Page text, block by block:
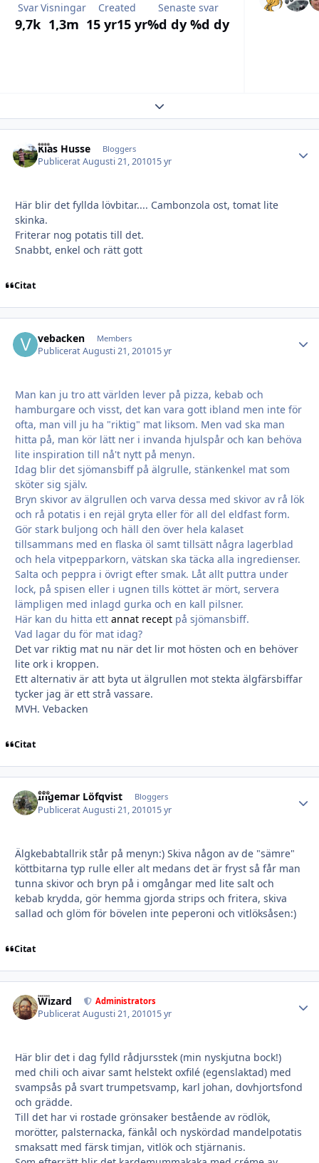
Svar
9,7k
Visningar
1,3m
Created
15 yr15 yr
Senaste svar
%d dy%d dy
Expand topic overview
Kias Husse Bloggers
PubliceratAugusti 21, 201015 yr
Här blir det fyllda lövbitar.... Cambonzola ost, tomat lite
skinka.
Friterar nog potatis till det.
Snabbt, enkel och rätt gott
Citat
vebacken Members
PubliceratAugusti 21, 201015 yr
Man kan ju tro att världen lever på pizza, kebab och
hamburgare och visst, det kan vara gott ibland men inte för
ofta, man vill ju ha "riktig" mat liksom. Men vad ska man
hitta på, man kör lätt ner i invanda hjulspår och kan behöva
lite inspiration till nå't nytt på menyn.
Idag blir det sjömansbiff på älgrulle, stänkenkel mat som
sköter sig själv.
Bryn skivor av älgrullen och varva dessa med skivor av rå lök
och rå potatis i en rejäl gryta eller för all del eldfast form.
Gör stark buljong och häll den över hela kalaset
tillsammans med en flaska öl samt tillsätt några lagerblad
och hela vitpepparkorn, vätskan ska täcka alla ingredienser.
Salta och peppra i övrigt efter smak. Låt allt puttra under
lock, på spisen eller i ugnen tills köttet är mört, servera
lämpligen med inlagd gurka och en kall pilsner.
Här kan du hitta ett annat recept på sjömansbiff.
Vad lagar du för mat idag?
Det var riktig mat nu när det lir mot hösten och en behöver
lite ork i kroppen.
Ett alternativ är att byta ut älgrullen mot stekta älgfärsbiffar
tycker jag är ett strå vassare.
MVH. Vebacken
Citat
Ingemar Löfqvist Bloggers
PubliceratAugusti 21, 201015 yr
Älgkebabtallrik står på menyn:) Skiva någon av de "sämre"
köttbitarna typ rulle eller alt medans det är fryst så får man
tunna skivor och bryn på i omgångar med lite salt och
kebab krydda, gör hemma gjorda strips och fritera, skiva
sallad och glöm för bövelen inte peperoni och vitlöksåsen:)
Citat
Wizard Administrators
PubliceratAugusti 21, 201015 yr
Här blir det i dag fylld rådjursstek (min nyskjutna bock!)
med chili och aivar samt helstekt oxfilé (egenslaktad) med
svampsås på svart trumpetsvamp, karl johan, dovhjortsfond
och grädde.
Till det har vi rostade grönsaker bestående av rödlök,
morötter, palsternacka, fänkål och nyskördad mandelpotatis
smaksatt med färsk timjan, vitlök och stjärnanis.